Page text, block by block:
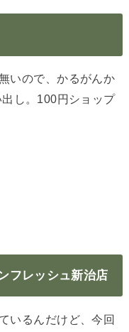
いので、かるがんか
出し。100円ショップ
フレッシュ新治店
いるんだけど、今回